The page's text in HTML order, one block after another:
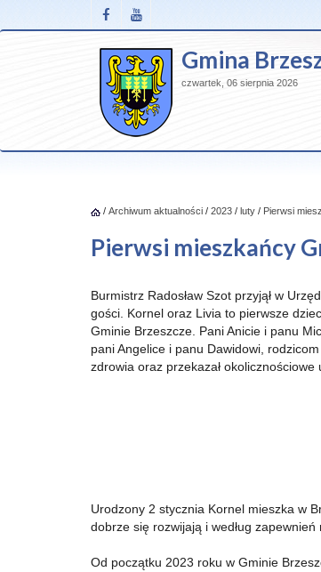
Gmina
czwartek, 06 sierpnia 2026
/ Archiwum aktualności / 2023 / luty / Pierwsi
Pierwsi mieszkańcy
Burmistrz Radosław Szot przyjął w
gości. Kornel oraz Livia to pierwsze
Gminie Brzeszcze. Pani Anicie i panu
pani Angelice i panu Dawidowi, rodzicom
zdrowia oraz przekazał okolicznościowe
Urodzony 2 stycznia Kornel mieszka w
dobrze się rozwijają i według
Od początku 2023 roku w Gminie